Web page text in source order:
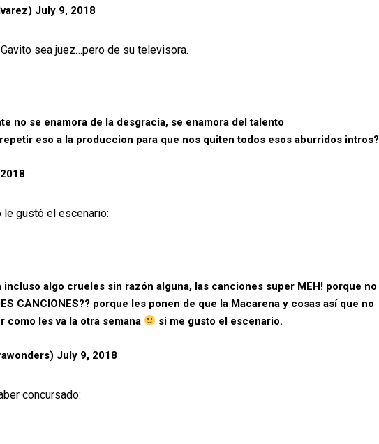
July 9, 2018
sea juez…pero de su televisora.
no se enamora de la desgracia, se enamora del talento
eso a la produccion para que nos quiten todos esos aburridos intros?
le gustó el escenario:
algo crueles sin razón alguna, las canciones super MEH! porque no
CANCIONES?? porque les ponen de que la Macarena y cosas así que no
como les va la otra semana
si me gusto el escenario.
July 9, 2018
concursado: